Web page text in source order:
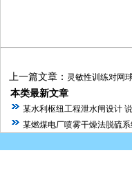
上一篇文章： 灵敏性训练对网
本类最新文章
某水利枢纽工程泄水闸设计
某燃煤电厂喷雾干燥法脱硫